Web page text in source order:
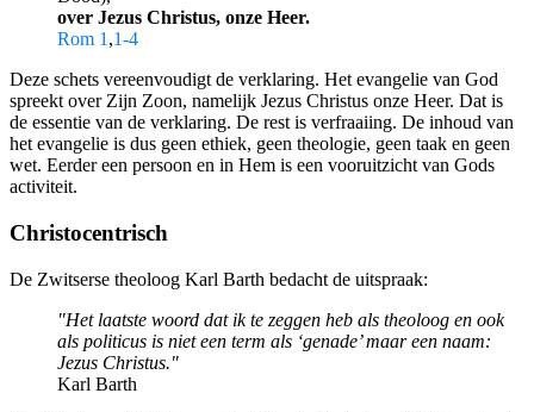
over Jezus Christus, onze Heer.
Rom 1 ,1-4
Deze schets vereenvoudigt de verklaring. Het evangelie van God
spreekt over Zijn Zoon, namelijk Jezus Christus onze Heer. Dat is
de essentie van de verklaring. De rest is verfraaiing. De inhoud van
het evangelie is dus geen ethiek, geen theologie, geen taak en geen
wet. Eerder een persoon en in Hem is een vooruitzicht van Gods
activiteit.
Christocentrisch
De Zwitserse theoloog Karl Barth bedacht de uitspraak:
"Het laatste woord dat ik te zeggen heb als theoloog en ook
als politicus is niet een term als ‘genade’ maar een naam:
Jezus Christus."
Karl Barth